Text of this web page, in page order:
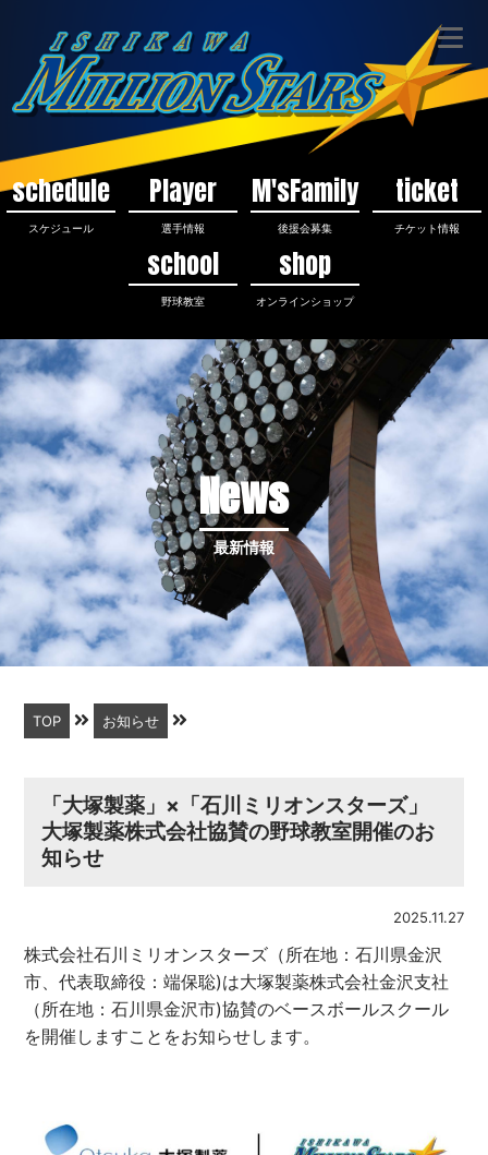
schedule
スケジュール
Player
選手情報
M'sFamily
後援会募集
ticket
チケット情報
school
野球教室
shop
オンラインショップ
News
最新情報
TOP お知らせ
「大塚製薬」×「石川ミリオンスターズ」
大塚製薬株式会社協賛の野球教室開催のお
知らせ
2025.11.27
株式会社石川ミリオンスターズ（所在地：石川県金沢
市、代表取締役：端保聡)は大塚製薬株式会社金沢支社
（所在地：石川県金沢市)協賛のベースボールスクール
を開催しますことをお知らせします。